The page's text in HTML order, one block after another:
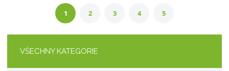
1 2 3 4 5
VŠECHNY KATEGORIE